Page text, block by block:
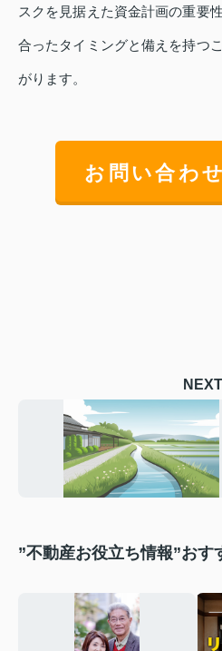
スクを見据えた資金計画の重要
合ったタイミングと備えを持つ
がります。
お問い合わ
NEXT
”不動産お役立ち情報”おす